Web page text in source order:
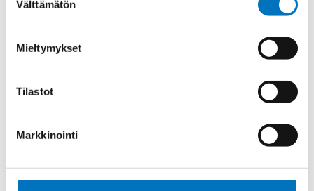
valinta
Välttämätön
Mieltymykset
Tilastot
Markkinointi
Ohjauskaapeli ÖPVC-JZ 4G25